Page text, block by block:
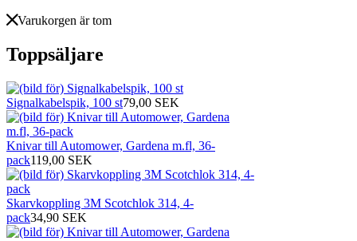
Varukorgen är tom
Toppsäljare
Signalkabelspik, 100 st79,00 SEK
Knivar till Automower, Gardena m.fl, 36-
pack119,00 SEK
Skarvkoppling 3M Scotchlok 314, 4-
pack34,90 SEK